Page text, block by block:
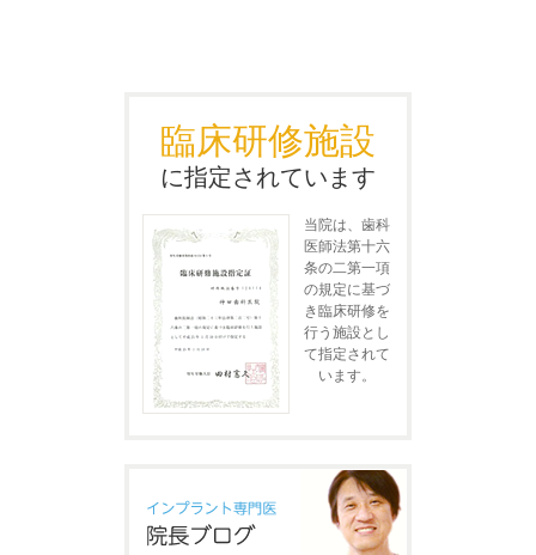
臨床研修施設
に指定されています
当院は、歯科
医師法第十六
条の二第一項
の規定に基づ
き臨床研修を
行う施設とし
て指定されて
います。